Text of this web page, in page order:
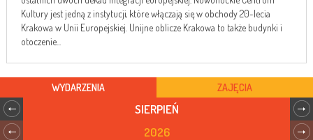
Kultury jest jedną z instytucji, które włączają się w obchody 20-lecia
Krakowa w Unii Europejskiej. Unijne oblicze Krakowa to także budynki i
otoczenie...
WYDARZENIA ZAJĘCIA
SIERPIEŃ
2026